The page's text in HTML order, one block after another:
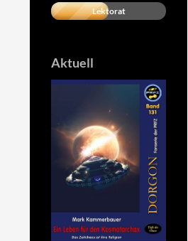
Lektorat
Aktuell